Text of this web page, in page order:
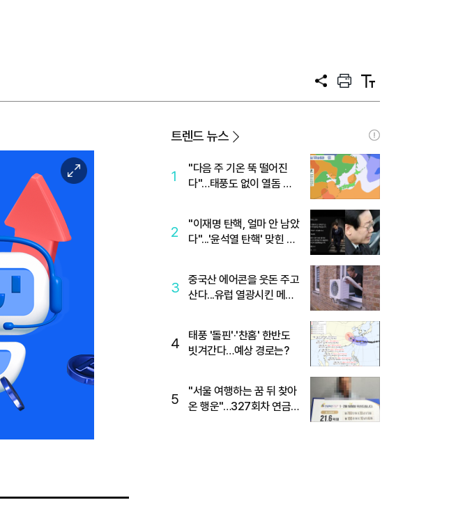
공
프
트
텍
트
이
미
지
확
트렌드 뉴스
1
"다음 주 기온 뚝 떨어진
다"…태풍도 없이 열돔 박
2
"이재명 탄핵, 얼마 안 남았
다"...'윤석열 탄핵' 맞힌 무
3
중국산 에어콘을 웃돈 주고
산다...유럽 열광시킨 메이
4
태풍 '돌핀'·'찬홈' 한반도
빗겨간다…예상 경로는?
5
"서울 여행하는 꿈 뒤 찾아
온 행운"…327회차 연금